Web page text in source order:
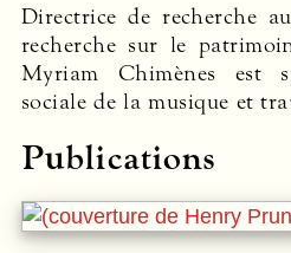
Directrice de recherche
recherche sur le
Myriam Chimènes est
sociale de la musique et
le rôle des élites sociales
Publications